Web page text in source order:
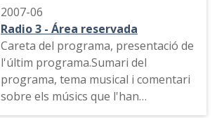
2007-06
Radio 3 - Área reservada
Careta del programa, presentació de
l'últim programa.Sumari del
programa, tema musical i comentari
sobre els músics que l'han
interpretat